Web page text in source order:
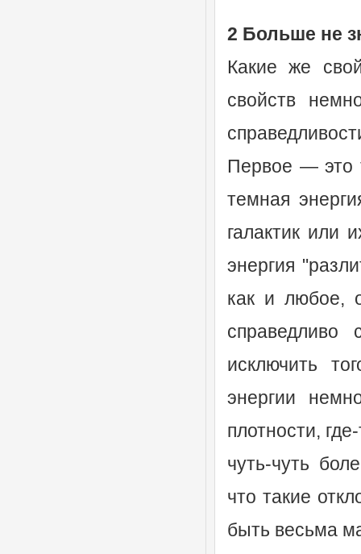
2 Больше не
Какие же
свойств
Первое — это
темная
галактик или
энергия
как и любое,
справедливо
исключить
энергии
плотности,
чуть-чуть
что такие
быть весьма